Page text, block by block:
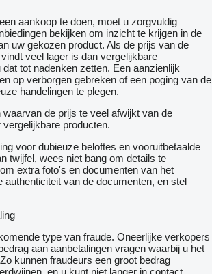
​​aankoop te doen, moet u zorgvuldig
bekijken om inzicht te krijgen in de
uw gekozen product. Als de prijs van de
veel lager is dan vergelijkbare
tot nadenken zetten. Een aanzienlijk
op verborgen gebreken of een poging van de
handelingen te plegen.
waarvan de prijs te veel afwijkt van de
producten.
voor dubieuze beloftes en vooruitbetaalde
twijfel, wees niet bang om details te
extra foto's en documenten van het
authenticiteit van de documenten, en stel
type van fraude. Oneerlijke verkopers
aan aanbetalingen vragen waarbij u het
kunnen fraudeurs een groot bedrag